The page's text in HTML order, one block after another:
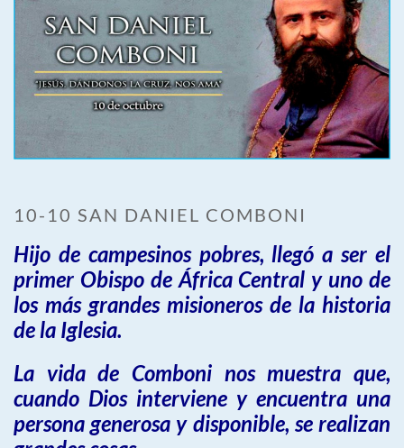
10-10 SAN DANIEL COMBONI
Hijo de campesinos pobres, llegó a ser el
primer Obispo de África Central y uno de
los más grandes misioneros de la historia
de la Iglesia.
La vida de Comboni nos muestra que,
cuando Dios interviene y encuentra una
persona generosa y disponible, se realizan